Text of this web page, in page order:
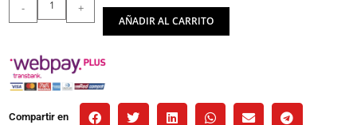
- +
AÑADIR AL CARRITO
Compartir en